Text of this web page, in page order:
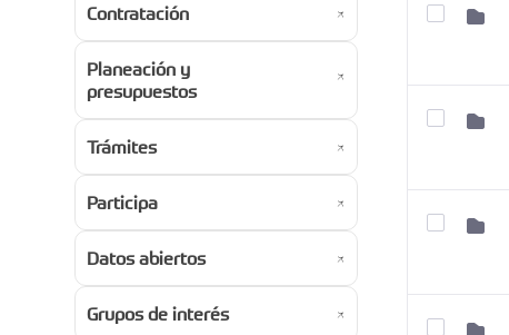
Contratación
Planeación y
presupuestos
Trámites
Participa
Datos abiertos
Grupos de interés